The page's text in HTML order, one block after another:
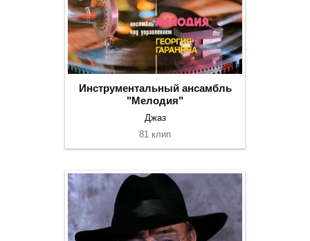
Инструментальный ансамбль
"Мелодия"
Джаз
81 клип